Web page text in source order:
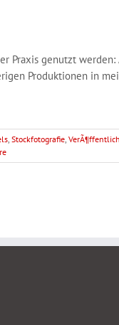
Praxis genutzt
Produktionen in
, Stockfotografie,